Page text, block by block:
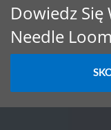
Dowiedz Się
Needle